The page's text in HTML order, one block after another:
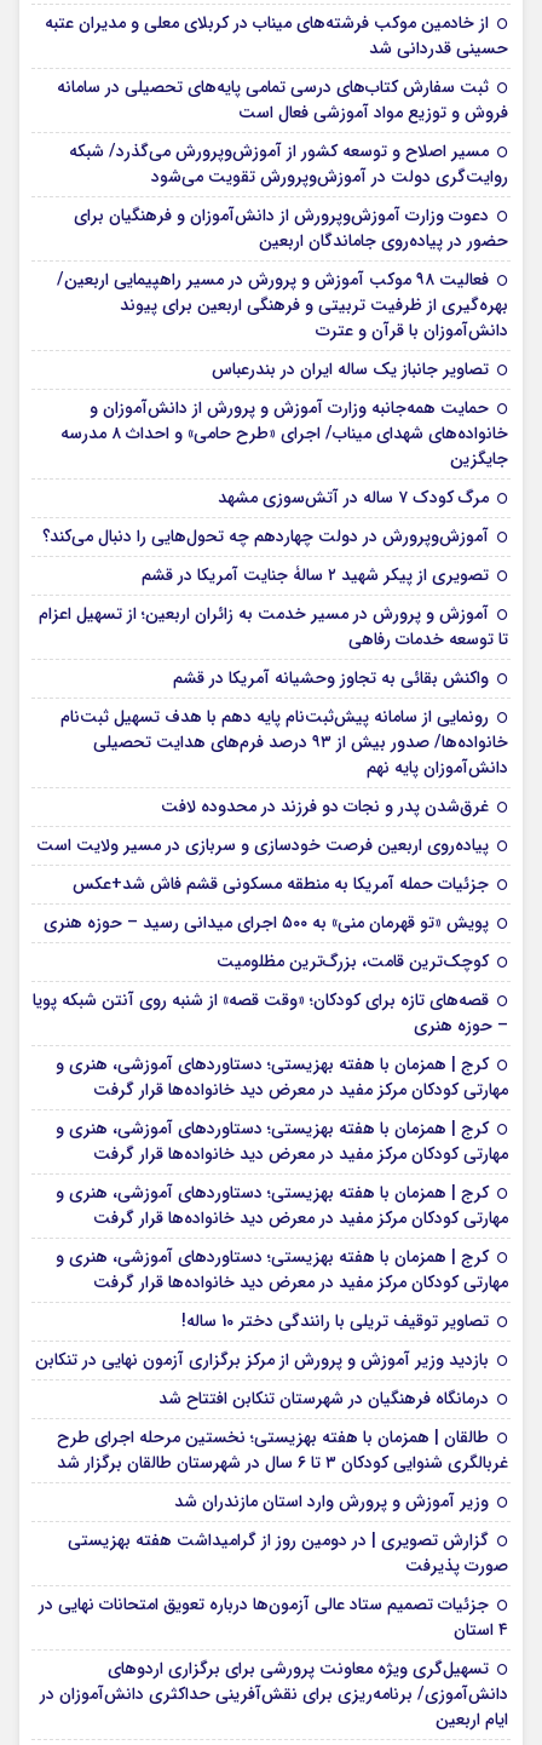
از خادمین موکب فرشته‌های میناب در کربلای معلی و مدیران عتبه
حسینی قدردانی شد
ثبت سفارش کتاب‌های درسی تمامی پایه‌های تحصیلی در سامانه
فروش و توزیع مواد آموزشی فعال است
مسیر اصلاح و توسعه کشور از آموزش‌وپرورش می‌گذرد/ شبکه
روایت‌‌گری دولت در آموزش‌وپرورش تقویت می‌شود
دعوت وزارت آموزش‌وپرورش از دانش‌آموزان و فرهنگیان برای
حضور در پیاده‌روی جاماندگان اربعین
فعالیت ۹۸ موکب آموزش و پرورش در مسیر راهپیمایی اربعین/
بهره‌گیری از ظرفیت تربیتی و فرهنگی اربعین برای پیوند
دانش‌آموزان با قرآن و عترت
تصاویر جانباز یک ساله ایران در بندرعباس
حمایت همه‌جانبه وزارت آموزش و پرورش از دانش‌آموزان و
خانواده‌های شهدای میناب/ اجرای «طرح حامی» و احداث ۸ مدرسه
جایگزین
مرگ کودک ۷ ساله در آتش‌سوزی مشهد
آموزش‌وپرورش در دولت چهاردهم چه تحول‌هایی را دنبال می‌کند؟
تصویری از پیکر شهید ۲ سالۀ جنایت آمریکا در قشم
آموزش و پرورش در مسیر خدمت به زائران اربعین؛ از تسهیل اعزام
تا توسعه خدمات رفاهی
واکنش بقائی به تجاوز وحشیانه آمریکا در قشم
رونمایی از سامانه پیش‌ثبت‌نام پایه دهم با هدف تسهیل ثبت‌نام
خانواده‌ها/ صدور بیش از ۹۳ درصد فرم‌های هدایت تحصیلی
دانش‌آموزان پایه نهم
غرق‌شدن پدر و نجات دو فرزند در محدوده لافت
پیاده‌روی اربعین فرصت خودسازی و سربازی در مسیر ولایت است
جزئیات حمله آمریکا به منطقه مسکونی قشم فاش شد+عکس
پویش «تو قهرمان منی» به ۵۰۰ اجرای میدانی رسید – حوزه هنری
کوچک‌ترین قامت، بزرگ‌ترین مظلومیت
قصه‌های تازه برای کودکان؛ «وقت قصه» از شنبه روی آنتن شبکه پویا
– حوزه هنری
کرج | همزمان با هفته بهزیستی؛ دستاوردهای آموزشی، هنری و
مهارتی کودکان مرکز مفید در معرض دید خانواده‌ها قرار گرفت
کرج | همزمان با هفته بهزیستی؛ دستاوردهای آموزشی، هنری و
مهارتی کودکان مرکز مفید در معرض دید خانواده‌ها قرار گرفت
کرج | همزمان با هفته بهزیستی؛ دستاوردهای آموزشی، هنری و
مهارتی کودکان مرکز مفید در معرض دید خانواده‌ها قرار گرفت
کرج | همزمان با هفته بهزیستی؛ دستاوردهای آموزشی، هنری و
مهارتی کودکان مرکز مفید در معرض دید خانواده‌ها قرار گرفت
تصاویر توقیف تریلی با رانندگی دختر 10 ساله!
بازدید وزیر آموزش و پرورش از مرکز برگزاری آزمون نهایی در تنکابن
درمانگاه فرهنگیان در شهرستان تنکابن افتتاح شد
طالقان | همزمان با هفته بهزیستی؛ نخستین مرحله اجرای طرح
غربالگری شنوایی کودکان ۳ تا ۶ سال در شهرستان طالقان برگزار شد
وزیر آموزش و پرورش وارد استان مازندران شد
گزارش تصویری | در دومین روز از گرامیداشت هفته بهزیستی
صورت پذیرفت
جزئیات تصمیم ستاد عالی آزمون‌ها درباره تعویق امتحانات نهایی در
۴ استان
تسهیل‌گری ویژه معاونت پرورشی برای برگزاری اردوهای
دانش‌آموزی/ برنامه‌ریزی برای نقش‌آفرینی حداکثری دانش‌آموزان در
ایام اربعین